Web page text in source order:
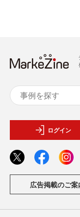
ログイン
広告掲載のご案